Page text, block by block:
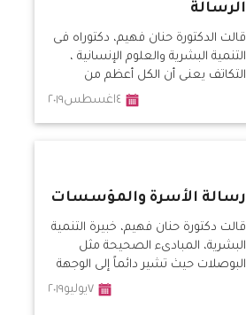
الرسالة
قالت الدكتورة حنان فهيم، دكتوراه فى
التنمية البشرية والعلوم الإنسانية ،
التكاتف يعنى أن الكل أعظم من
مجموعة الأجزاء، الطبيعة كلها متكاتفة
٤اغسطس٢٠١٩
رسالة الأسرة والمؤسسات
قالت دكتورة حنان فهيم، خبيرة التنمية
البشرية، المبادىء الصحيحة مثل
البوصلات حيث تشير دائماً إلى الوجهة
الصحيحة، وهي القوة الداخلية في
٧يوليو٢٠١٩